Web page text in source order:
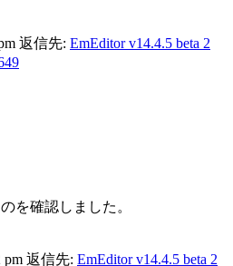
返信先: EmEditor v14.4.5 beta 2
を確認しました。
pm 返信先: EmEditor v14.4.5 beta 2